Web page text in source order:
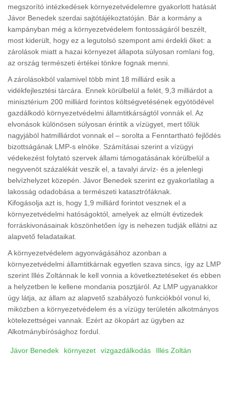
megszorító intézkedések környezetvédelemre gyakorlott hatását
Jávor Benedek szerdai sajtótájékoztatóján. Bár a kormány a
kampányban még a környezetvédelem fontosságáról beszélt,
most kiderült, hogy ez a legutolsó szempont ami érdekli őket: a
zárolások miatt a hazai környezet állapota súlyosan romlani fog,
az ország természeti értékei tönkre fognak menni.
A zárolásokból valamivel több mint 18 milliárd esik a
vidékfejlesztési tárcára. Ennek körülbelül a felét, 9,3 milliárdot a
minisztérium 200 milliárd forintos költségvetésének egyötödével
gazdálkodó környezetvédelmi államtitkárságtól vonnák el. Az
elvonások különösen súlyosan érintik a vízügyet, mert tőlük
nagyjából hatmilliárdot vonnak el – sorolta a Fenntartható fejlődés
bizottságának LMP-s elnöke. Számításai szerint a vízügyi
védekezést folytató szervek állami támogatásának körülbelül a
negyvenöt százalékát veszik el, a tavalyi árvíz- és a jelenlegi
belvízhelyzet közepén. Jávor Benedek szerint ez gyakorlatilag a
lakosság odadobása a természeti katasztrófáknak.
Kifogásolja azt is, hogy 1,9 milliárd forintot vesznek el a
környezetvédelmi hatóságoktól, amelyek az elmúlt évtizedek
forráskivonásainak köszönhetően így is nehezen tudják ellátni az
alapvető feladataikat.
A környezetvédelem agyonvágásához azonban a
környezetvédelmi államtitkárnak egyetlen szava sincs, így az LMP
szerint Illés Zoltánnak le kell vonnia a következtetéseket és ebben
a helyzetben le kellene mondania posztjáról. Az LMP ugyanakkor
úgy látja, az állam az alapvető szabályozó funkciókból vonul ki,
miközben a környezetvédelem és a vízügy területén alkotmányos
kötelezettségei vannak. Ezért az ökopárt az ügyben az
Alkotmánybírósághoz fordul.
Jávor Benedek környezet vízgazdálkodás Illés Zoltán